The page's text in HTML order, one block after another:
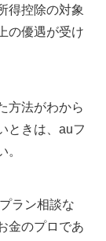
得控除の対象
の優遇が受け
方法がわから
ときは、auフ
。
ラン相談な
金のプロであ